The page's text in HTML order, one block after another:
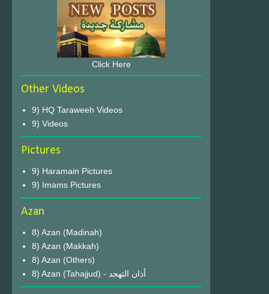
Click Here
Other Videos
9) HQ Taraweeh Videos
9) Videos
Pictures
9) Haramain Pictures
9) Imams Pictures
Azan
8) Azan (Madinah)
8) Azan (Makkah)
8) Azan (Others)
8) Azan (Tahajjud) - أذان التهجد